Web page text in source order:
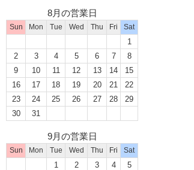
8月の営業日
Sun Mon Tue Wed Thu Fri Sat
1
2
3 4 5 6 7
8
9
10 11 12 13 14
15
16
17 18 19 20 21
22
23
24 25 26 27 28
29
30
31
9月の営業日
Sun Mon Tue Wed Thu Fri Sat
1 2 3 4
5